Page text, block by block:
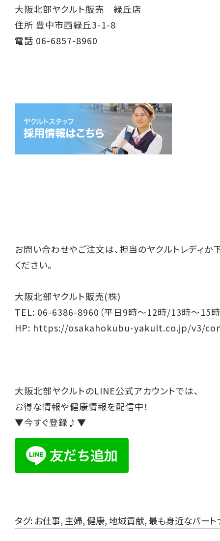
大阪北部ヤクルト販売 緑丘店
住所 豊中市西緑丘3-1-8
電話 06-6857-8960
お問い合わせやご注文は、担当のヤクルトレディか
ください。
大阪北部ヤクルト販売(株)
TEL: 06-6386-8960（平日9時～12時/13時～15時
HP: https://osakahokubu-yakult.co.jp/v3/
大阪北部ヤクルトのLINE公式アカウントでは、
お得な情報や健康情報を配信中！
▼今すぐ登録♪▼
タグ: お仕事, 主婦,健康,地域貢献,最も身近なパート